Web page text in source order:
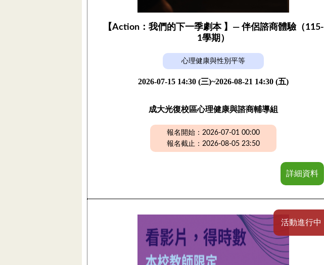
【Action：我們的下一季劇本 】— 伴侶諮商體驗（115-
1學期）
心理健康與性別平等
2026-07-15 14:30 (三)~2026-08-21 14:30 (五)
成大光復校區心理健康與諮商輔導組
報名開始：2026-07-01 00:00
報名截止：2026-08-05 23:50
詳細資料
活動進行中